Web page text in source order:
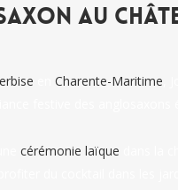
Au
enCharente-Maritime
cérémonie laïque